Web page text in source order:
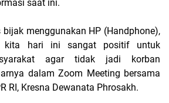
saat ini.
menggunakan HP (Handphone),
kita hari ini sangat positif untuk
agar tidak jadi korban
dalam Zoom Meeting bersama
RI, Kresna Dewanata Phrosakh.